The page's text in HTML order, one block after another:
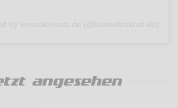
angesehen